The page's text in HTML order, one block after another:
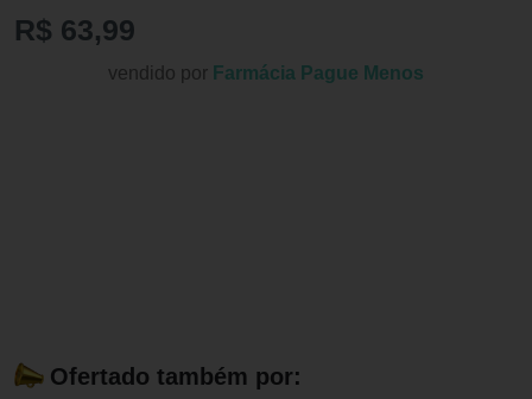
R$ 63,99
vendido por Farmácia Pague Menos
Ofertado também por: